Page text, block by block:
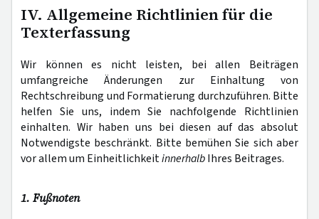
IV. Allgemeine Richtlinien für die
Texterfassung
Wir können es nicht leisten, bei allen Beiträgen
umfangreiche Änderungen zur Einhaltung von
Rechtschreibung und Formatierung durchzuführen. Bitte
helfen Sie uns, indem Sie nachfolgende Richtlinien
einhalten. Wir haben uns bei diesen auf das absolut
Notwendigste beschränkt. Bitte bemühen Sie sich aber
vor allem um EinheitlichkeitinnerhalbIhres Beitrages.
1. Fußnoten